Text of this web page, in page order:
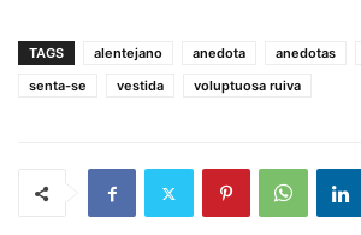
TAGS alentejano anedota anedotas
senta-se
vestida voluptuosa ruiva